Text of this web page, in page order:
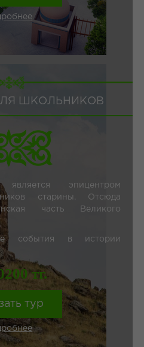
ШКОЛЬНИКОВ
эпицентром
старины. Отсюда
часть Великого
события в истории
тг.
тур